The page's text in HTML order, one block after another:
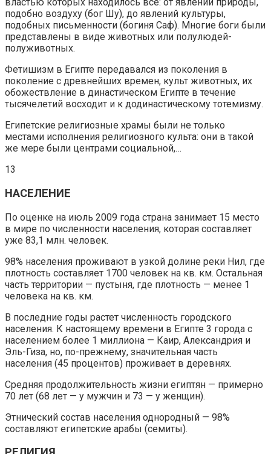
подобно воздуху (бог Шу), до явлений культуры,
подобных письменности (богиня Саф). Многие боги были
представлены в виде животных или полулюдей-
полуживотных.
Фетишизм в Египте передавался из поколения в
поколение с древнейших времен, культ животных, их
обожествление в династическом Египте в течение
тысячелетий восходит и к додинастическому тотемизму.
Египетские религиозные храмы были не только
местами исполнения религиозного культа: они в такой
же мере были центрами социальной,…
13
НАСЕЛЕНИЕ
По оценке на июль 2009 года страна занимает 15 место
в мире по численности населения, которая составляет
уже 83,1 млн. человек.
98% населения проживают в узкой долине реки Нил, где
плотность составляет 1700 человек на кв. км. Остальная
часть территории — пустыня, где плотность — менее 1
человека на кв. км.
В последние годы растет численность городского
населения. К настоящему времени в Египте 3 города с
населением более 1 миллиона — Каир, Александрия и
Эль-Гиза, но, по-прежнему, значительная часть
населения (45 процентов) проживает в деревнях.
Средняя продолжительность жизни египтян — примерно
70 лет (68 лет — у мужчин и 73 — у женщин).
Этнический состав населения однородный — 98%
составляют египетские арабы (семиты).